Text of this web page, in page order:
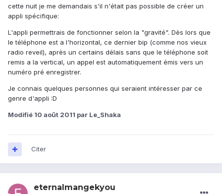
cette nuit je me demandais s'il n'était pas possible de créer un
appli spécifique:
L'appli permettrais de fonctionner selon la "gravité". Dès lors que
le téléphone est a l'horizontal, ce dernier bip (comme nos vieux
radio reveil), après un certains délais sans que le téléphone soit
remis a la vertical, un appel est automatiquement émis vers un
numéro pré enregistrer.
Je connais quelques personnes qui seraient intéresser par ce
genre d'appli :D
Modifié 10 août 2011 par Le_Shaka
Citer
eternalmangekyou